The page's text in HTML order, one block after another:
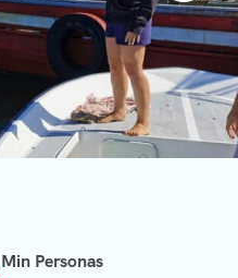
Min Personas